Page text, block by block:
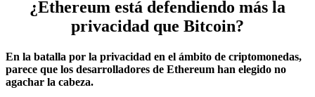
¿Ethereum está defendiendo más la
privacidad que Bitcoin?
En la batalla por la privacidad en el ámbito de criptomonedas,
parece que los desarrolladores de Ethereum han elegido no
agachar la cabeza.